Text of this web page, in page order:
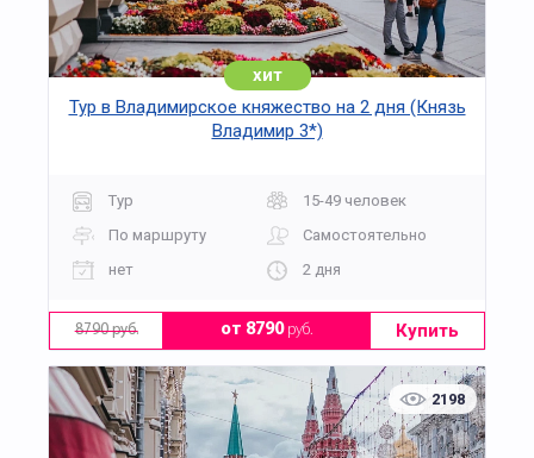
хит
Тур в Владимирское княжество на 2 дня (Князь
Владимир 3*)
Тур
15-49 человек
По маршруту
Самостоятельно
нет
2 дня
8790 руб. от 8790руб. Купить
2198